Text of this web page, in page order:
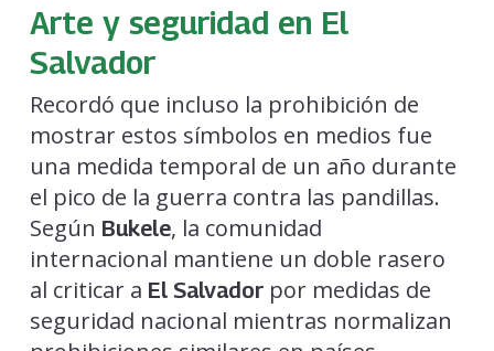
Arte y seguridad en El
Salvador
Recordó que incluso la prohibición de
mostrar estos símbolos en medios fue
una medida temporal de un año durante
el pico de la guerra contra las pandillas.
Según Bukele, la comunidad
internacional mantiene un doble rasero
al criticar a El Salvadorpor medidas de
seguridad nacional mientras normalizan